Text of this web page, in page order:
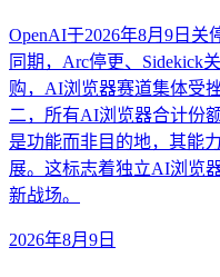
OpenAI于2026年8月9日关
同期，Arc停更、Sidekick
购，AI浏览器赛道集体受
二，所有AI浏览器合计份
是功能而非目的地，其能
展。这标志着独立AI浏览
新战场。
2026年8月9日